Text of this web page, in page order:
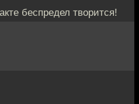
беспредел творится!